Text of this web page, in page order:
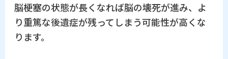
脳梗塞の状態が長くなれば脳の壊死が進み、よ
り重篤な後遺症が残ってしまう可能性が高くな
ります。